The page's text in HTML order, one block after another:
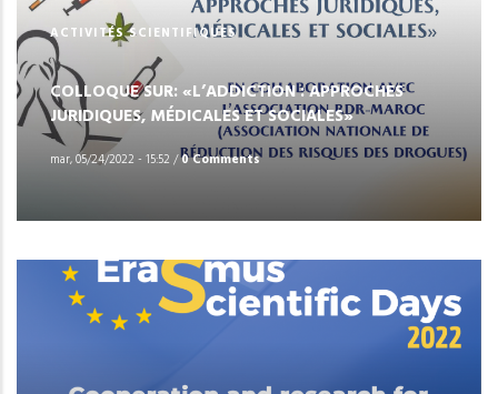
ACTIVITÉS SCIENTIFIQUES
COLLOQUE SUR: «L’ADDICTION : APPROCHES
JURIDIQUES, MÉDICALES ET SOCIALES»
mar, 05/24/2022 - 15:52 /0 Comments